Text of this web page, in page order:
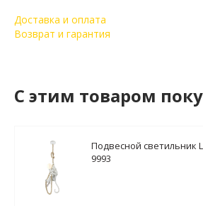
Доставка и оплата
Возврат и гарантия
C этим товаром
Подвесной светильник
9993